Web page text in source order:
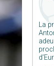
La